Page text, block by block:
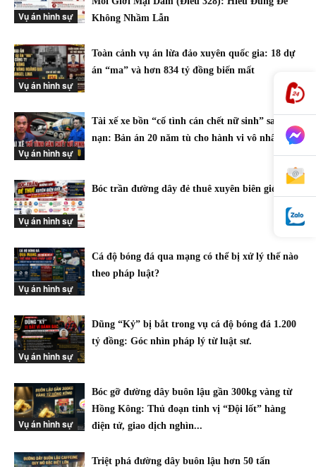
Vụ án hình sự
Không Nhầm Lẫn
Vụ án hình sự
Toàn cảnh vụ án lừa đảo xuyên quốc gia: 18 dự
án “ma” và hơn 834 tỷ đồng biến mất
Vụ án hình sự
Tài xế xe bồn “cố tình cán chết nữ sinh” sau tai
nạn: Bản án 20 năm tù cho hành vi vô nhân đạo
Vụ án hình sự
Bóc trần đường dây đẻ thuê xuyên biên giới
Vụ án hình sự
Cá độ bóng đá qua mạng có thể bị xử lý thế nào
theo pháp luật?
Vụ án hình sự
Dũng “Kỷ” bị bắt trong vụ cá độ bóng đá 1.200
tỷ đồng: Góc nhìn pháp lý từ luật sư.
Vụ án hình sự
Bóc gỡ đường dây buôn lậu gần 300kg vàng từ
Hồng Kông: Thủ đoạn tinh vị “Đội lốt” hàng
điện tử, giao dịch nghìn...
Triệt phá đường dây buôn lậu hơn 50 tấn